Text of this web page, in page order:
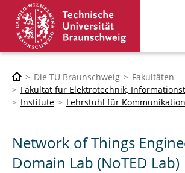
Die TU Braunschweig
Fakultäten
Fakultät für Elektrotechnik,
Institute
Lehrstuhl für
Network of Things
Domain Lab (NoTED Lab)